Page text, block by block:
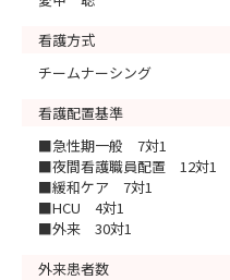
看護方式
チームナーシング
看護配置基準
■急性期一般 7対1
■夜間看護職員配置 12対1
■緩和ケア 7対1
■HCU 4対1
■外来 30対1
外来患者数